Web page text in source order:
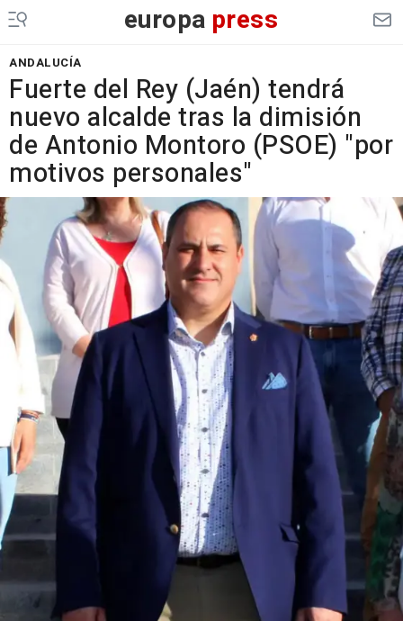
europa press
ANDALUCÍA
Fuerte del Rey (Jaén) tendrá
nuevo alcalde tras la dimisión
de Antonio Montoro (PSOE) "por
motivos personales"